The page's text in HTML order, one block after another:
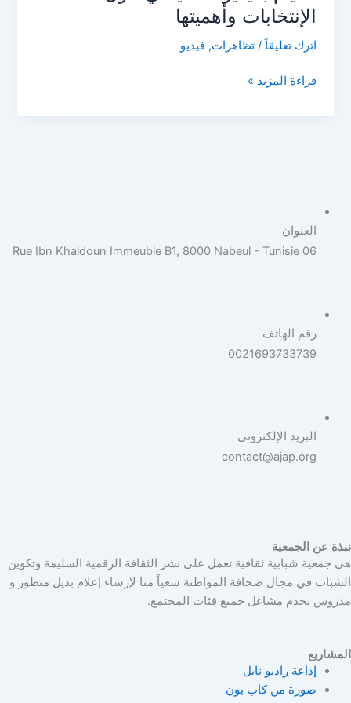
الإنتخابات وأهميتها
اترك تعليقاً /تظاهرات, فيديو
حول
مسألة
الإنتخابات
قراءة المزيد »
العنوان
06 Rue Ibn Khaldoun Immeuble B1, 8000 Nabeul - Tunisie
رقم الهاتف
0021693733739
البريد الإلكتروني
contact@ajap.org
نبذة عن الجمعية
هي جمعية شبابية ثقافية تعمل على نشر الثقافة الرقمية السليمة وتكوين
الشباب في مجال صحافة المواطنة سعياً منا لإرساء إعلام بديل متطور و
مدروس يخدم مشاغل جميع فئات المجتمع.
المشاريع
إذاعة راديو نابل
صورة من كاب بون